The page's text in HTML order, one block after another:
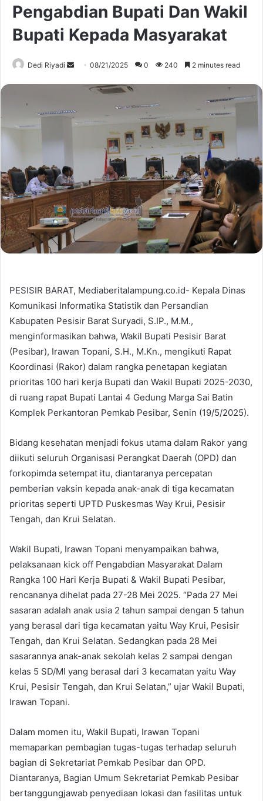
Pengabdian Bupati Dan Wakil
Bupati Kepada Masyarakat
Dedi Riyadi
Send
email
08/21/2025 0 240 2 minutes read
‎PESISIR BARAT, Mediaberitalampung.co.id- Kepala Dinas
Komunikasi Informatika Statistik dan Persandian
Kabupaten Pesisir Barat Suryadi, S.IP., M.M.,
menginformasikan bahwa, Wakil Bupati Pesisir Barat
(Pesibar), Irawan Topani, S.H., M.Kn., mengikuti Rapat
Koordinasi (Rakor) dalam rangka penetapan kegiatan
prioritas 100 hari kerja Bupati dan Wakil Bupati 2025-2030,
di ruang rapat Bupati Lantai 4 Gedung Marga Sai Batin
Komplek Perkantoran Pemkab Pesibar, Senin (19/5/2025).
Bidang kesehatan menjadi fokus utama dalam Rakor yang
diikuti seluruh Organisasi Perangkat Daerah (OPD) dan
forkopimda setempat itu, diantaranya percepatan
pemberian vaksin kepada anak-anak di tiga kecamatan
prioritas seperti UPTD Puskesmas Way Krui, Pesisir
Tengah, dan Krui Selatan.
Wakil Bupati, Irawan Topani menyampaikan bahwa,
pelaksanaan kick off Pengabdian Masyarakat Dalam
Rangka 100 Hari Kerja Bupati & Wakil Bupati Pesibar,
rencananya dihelat pada 27-28 Mei 2025. “Pada 27 Mei
sasaran adalah anak usia 2 tahun sampai dengan 5 tahun
yang berasal dari tiga kecamatan yaitu Way Krui, Pesisir
Tengah, dan Krui Selatan. Sedangkan pada 28 Mei
sasarannya anak-anak sekolah kelas 2 sampai dengan
kelas 5 SD/MI yang berasal dari 3 kecamatan yaitu Way
Krui, Pesisir Tengah, dan Krui Selatan,” ujar Wakil Bupati,
Irawan Topani.
Dalam momen itu, Wakil Bupati, Irawan Topani
memaparkan pembagian tugas-tugas terhadap seluruh
bagian di Sekretariat Pemkab Pesibar dan OPD.
Diantaranya, Bagian Umum Sekretariat Pemkab Pesibar
bertanggungjawab penyediaan lokasi dan fasilitas untuk